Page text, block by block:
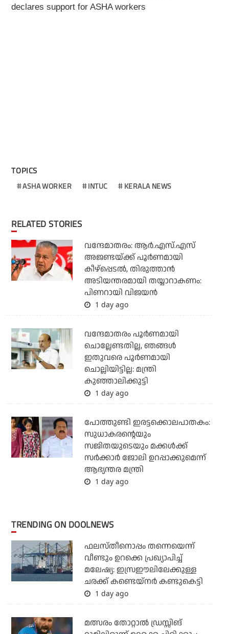
declares support for ASHA workers
TOPICS
ASHA WORKER INTUC KERALA NEWS
RELATED STORIES
വന്ദേമാതരം: ആര്‍.എസ്.എസ്
അജണ്ടയ്ക്ക് പൂര്‍ണമായി
കീഴ്‌പ്പെടല്‍, തിരുത്താന്‍
അടിയന്തരമായി തയ്യാറാകണം:
പിണറായി വിജയന്‍
1 day ago
വന്ദേമാതരം പൂര്‍ണമായി
ചൊല്ലേണ്ടതില്ല, ഞങ്ങള്‍
ഇതുവരെ പൂര്‍ണമായി
ചൊല്ലിയിട്ടില്ല: മന്ത്രി
കുഞ്ഞാലിക്കുട്ടി
1 day ago
പോത്തുണ്ടി ഇരട്ടക്കൊലപാതകം:
സുധാകരന്റെയും
സജിതയുടെയും മക്കള്‍ക്ക്
സര്‍ക്കാര്‍ ജോലി ഉറപ്പാക്കുമെന്ന്
ആഭ്യന്തര മന്ത്രി
1 day ago
TRENDING ON DOOLNEWS
ഫലസ്തീനൊപ്പം തന്നെയെന്ന്
വീണ്ടും ഉറക്കെ പ്രഖ്യാപിച്ച്
മലേഷ്യ: ഇസ്രഈലിലേക്കുള്ള
ചരക്ക് കണ്ടെയ്‌നര്‍ കണ്ടുകെട്ടി
1 day ago
മത്സരം തോറ്റാല്‍ ഡ്രസ്സിങ്